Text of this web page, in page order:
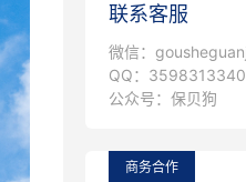
联系客服
微信：
QQ：3598313340
公众号：保贝狗
商务合作